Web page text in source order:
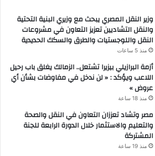
وزير النقل المصري يبحث مع وزيري البنية التحتية
والنقل التشاديين تعزيز التعاون في مشروعات
النقل واللوجستيات والطرق والسكك الحديدية
منذ 5 ساعات
أزمة البرازيلي بيزيرا تشتعل.. الزمالك يغلق باب رحيل
اللاعب ويؤكد : « لن ندخل في مفاوضات بشأن أي
عروض »
منذ 18 ساعة
مصر وتشاد تعززان التعاون في النقل والصحة
والتعليم والاستثمار خلال الدورة الرابعة للجنة
المشتركة
منذ 19 ساعة